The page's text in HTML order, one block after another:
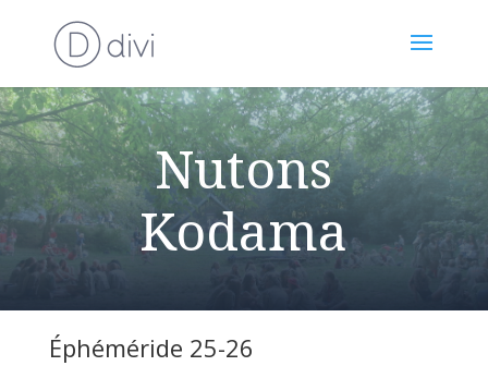
Nutons
Kodama
Éphéméride 25-26